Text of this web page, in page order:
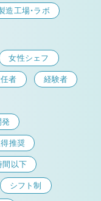
造工場・ラボ
女性シェフ
者 経験者
推奨
間以下
シフト制